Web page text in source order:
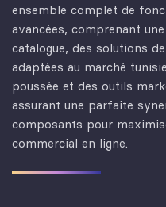
ensemble complet de
avancées, comprenant
catalogue, des solutions
adaptées au marché
poussée et des outils
assurant une parfaite
composants pour
commercial en ligne.